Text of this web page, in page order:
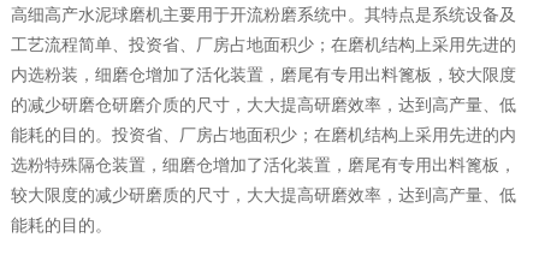
高细高产水泥球磨机主要用于开流粉磨系统中。其特点是系统设备及
工艺流程简单、投资省、厂房占地面积少；在磨机结构上采用先进的
内选粉装，细磨仓增加了活化装置，磨尾有专用出料篦板，较大限度
的减少研磨仓研磨介质的尺寸，大大提高研磨效率，达到高产量、低
能耗的目的。投资省、厂房占地面积少；在磨机结构上采用先进的内
选粉特殊隔仓装置，细磨仓增加了活化装置，磨尾有专用出料篦板，
较大限度的减少研磨质的尺寸，大大提高研磨效率，达到高产量、低
能耗的目的。